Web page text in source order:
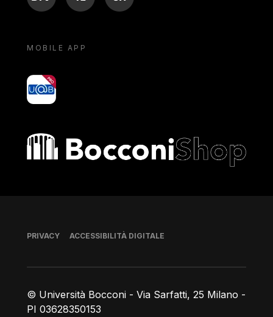
MOBILE APP
yoU@B
Bocconi shop
© Università Bocconi - Via Sarfatti, 25 Milano -
PI 03628350153
Piè di pagina
PRIVACY ACCESSIBILITÀ DIGITALE